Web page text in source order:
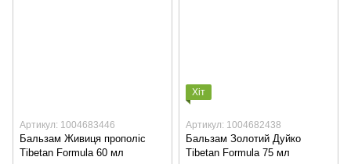
Артикул: 1004683446
Бальзам Живиця прополіс
Tibetan Formula 60 мл
Хіт
Артикул: 1004682438
Бальзам Золотий Дуйко
Tibetan Formula 75 мл